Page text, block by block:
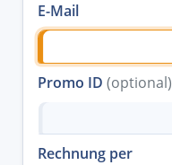
E-Mail
Promo ID (optional)
Rechnung per